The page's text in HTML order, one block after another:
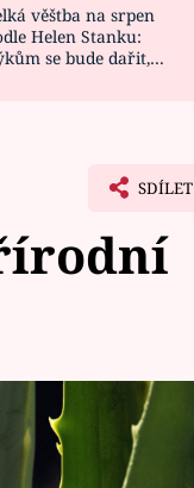
věštba na srpen
Helen Stanku:
se bude dařit,
SDÍLET